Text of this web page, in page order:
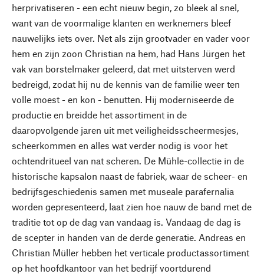
herprivatiseren - een echt nieuw begin, zo bleek al snel,
want van de voormalige klanten en werknemers bleef
nauwelijks iets over. Net als zijn grootvader en vader voor
hem en zijn zoon Christian na hem, had Hans Jürgen het
vak van borstelmaker geleerd, dat met uitsterven werd
bedreigd, zodat hij nu de kennis van de familie weer ten
volle moest - en kon - benutten. Hij moderniseerde de
productie en breidde het assortiment in de
daaropvolgende jaren uit met veiligheidsscheermesjes,
scheerkommen en alles wat verder nodig is voor het
ochtendritueel van nat scheren. De Mühle-collectie in de
historische kapsalon naast de fabriek, waar de scheer- en
bedrijfsgeschiedenis samen met museale parafernalia
worden gepresenteerd, laat zien hoe nauw de band met de
traditie tot op de dag van vandaag is. Vandaag de dag is
de scepter in handen van de derde generatie. Andreas en
Christian Müller hebben het verticale productassortiment
op het hoofdkantoor van het bedrijf voortdurend